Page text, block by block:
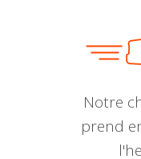
Notre
prend